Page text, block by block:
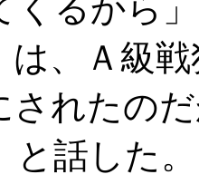
くるから
は、Ａ級
されたの
話した。